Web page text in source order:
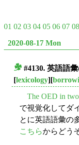
01 02 03 04 05 06 07 08
2020-08-17 Mon
#4130. 英語語
[lexicology][
The OED in
で視覚化してダ
とに英語語彙の
こちらからどう